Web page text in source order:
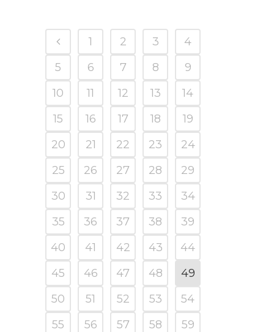
1 2 3
4
5
6 7 8
9
10
11 12 13
14
15
16 17 18
19
20
21 22 23
24
25
26 27 28
29
30
31 32 33
34
35
36 37 38
39
40
41 42 43
44
45
46 47 48
49
50
51 52 53
54
55
56 57 58
59